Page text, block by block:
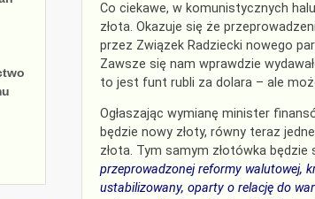
Co ciekawe, w komunistycznych
złota. Okazuje się że
przez Związek Radziecki nowego
Zawsze się nam wprawdzie
to jest funt rubli za dolara – ale
Ogłaszając wymianę minister
będzie nowy złoty, równy teraz
złota. Tym samym złotówka
przeprowadzonej reformy walutowej,
ustabilizowany, oparty o relację do